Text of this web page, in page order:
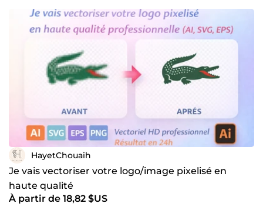
HayetChouaih
Je vais vectoriser votre logo/image pixelisé en
haute qualité
À partir de 18,82 $US